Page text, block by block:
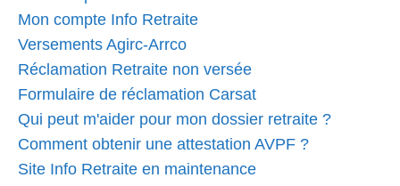
Mon compte Info Retraite
Versements Agirc-Arrco
Réclamation Retraite non versée
Formulaire de réclamation Carsat
Qui peut m'aider pour mon dossier retraite ?
Comment obtenir une attestation AVPF ?
Site Info Retraite en maintenance